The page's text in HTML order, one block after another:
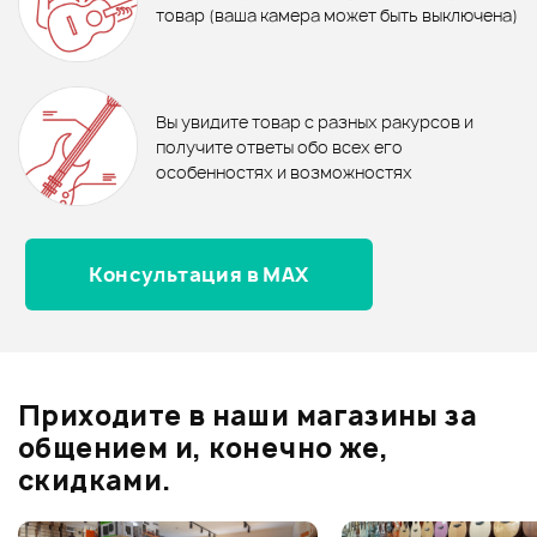
Ожидается Ожидается
Стойка для студийного
монитора BEHRINGER SM2001
В корзину
Стойка SOUNDKING DB039B
Отзывы
0.0
Оценка5
Оценка4
Оценка1
товар (ваша камера может быть выключена)
Вы увидите товар с разных ракурсов и
получите ответы обо всех его
особенностях и возможностях
Консультация в MAX
Приходите в наши магазины за
общением и, конечно же,
скидками.